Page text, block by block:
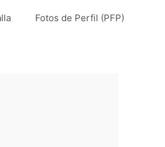
Fotos de Perfil (PFP)